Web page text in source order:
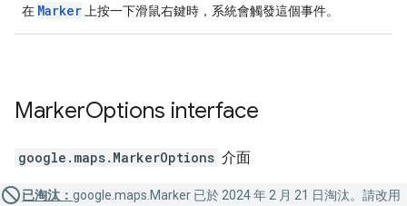
在 Marker 上按一下滑鼠右鍵時，系統會觸發這個事件。
MarkerOptions interface
google.maps. MarkerOptions 介面
已淘汰： google.maps.Marker 已於 2024 年 2 月 21 日淘汰。請改用